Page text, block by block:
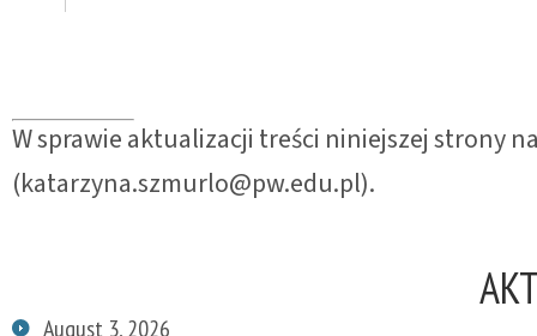
W sprawie aktualizacji treści niniejszej strony
(katarzyna.szmurlo@pw.edu.pl).
August 3, 2026